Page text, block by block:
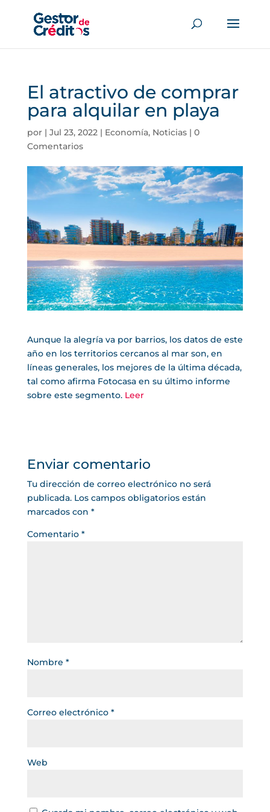
El atractivo de comprar
para alquilar en playa
por | Jul 23, 2022| Economía, Noticias| 0
Comentarios
Aunque la alegría va por barrios, los datos de este
año en los territorios cercanos al mar son, en
líneas generales, los mejores de la última década,
tal como afirma Fotocasa en su último informe
sobre este segmento. Leer
Enviar comentario
Tu dirección de correo electrónico no será
publicada. Los campos obligatorios están
marcados con *
Comentario *
Nombre *
Correo electrónico *
Web